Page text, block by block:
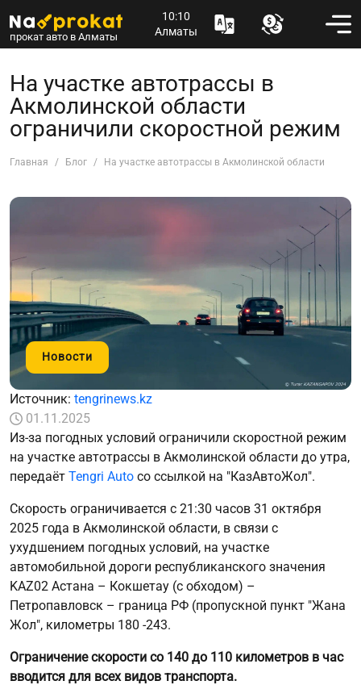
прокат авто в Алматы
10:10
Алматы
На участке автотрассы в
Акмолинской области
ограничили скоростной режим
Главная Блог На участке автотрассы в Акмолинской области
Новости
Источник: tengrinews.kz
01.11.2025
Из-за погодных условий ограничили скоростной режим
на участке автотрассы в Акмолинской области до утра,
передаёт Tengri Auto со ссылкой на "КазАвтоЖол".
Скорость ограничивается с 21:30 часов 31 октября
2025 года в Акмолинской области, в связи с
ухудшением погодных условий, на участке
автомобильной дороги республиканского значения
KAZ02 Астана – Кокшетау (с обходом) –
Петропавловск – граница РФ (пропускной пункт "Жана
Жол", километры 180 -243.
Ограничение скорости со 140 до 110 километров в час
вводится для всех видов транспорта.